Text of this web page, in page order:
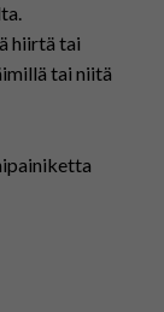
hiirtä tai
tai niitä